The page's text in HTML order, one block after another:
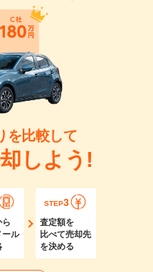
を比較して
しよう!
ら
ール
STEP3
査定額を
比べて売却先
を決める